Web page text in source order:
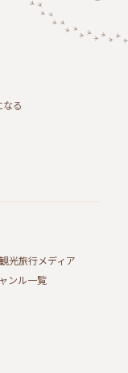
る
光旅行メディア
ンル一覧